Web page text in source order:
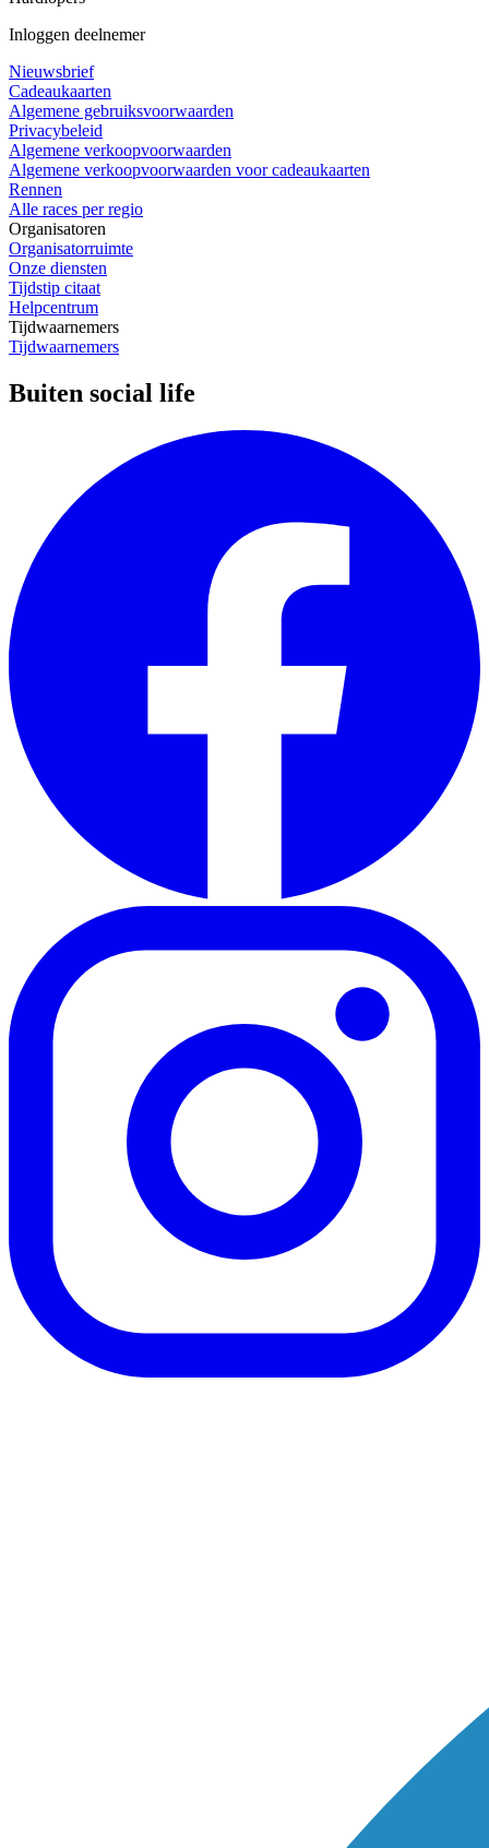
Inloggen deelnemer
Nieuwsbrief
Cadeaukaarten
Algemene gebruiksvoorwaarden
Privacybeleid
Algemene verkoopvoorwaarden
Algemene verkoopvoorwaarden voor cadeaukaarten
Rennen
Alle races per regio
Organisatoren
Organisatorruimte
Onze diensten
Tijdstip citaat
Helpcentrum
Tijdwaarnemers
Tijdwaarnemers
Buiten social life